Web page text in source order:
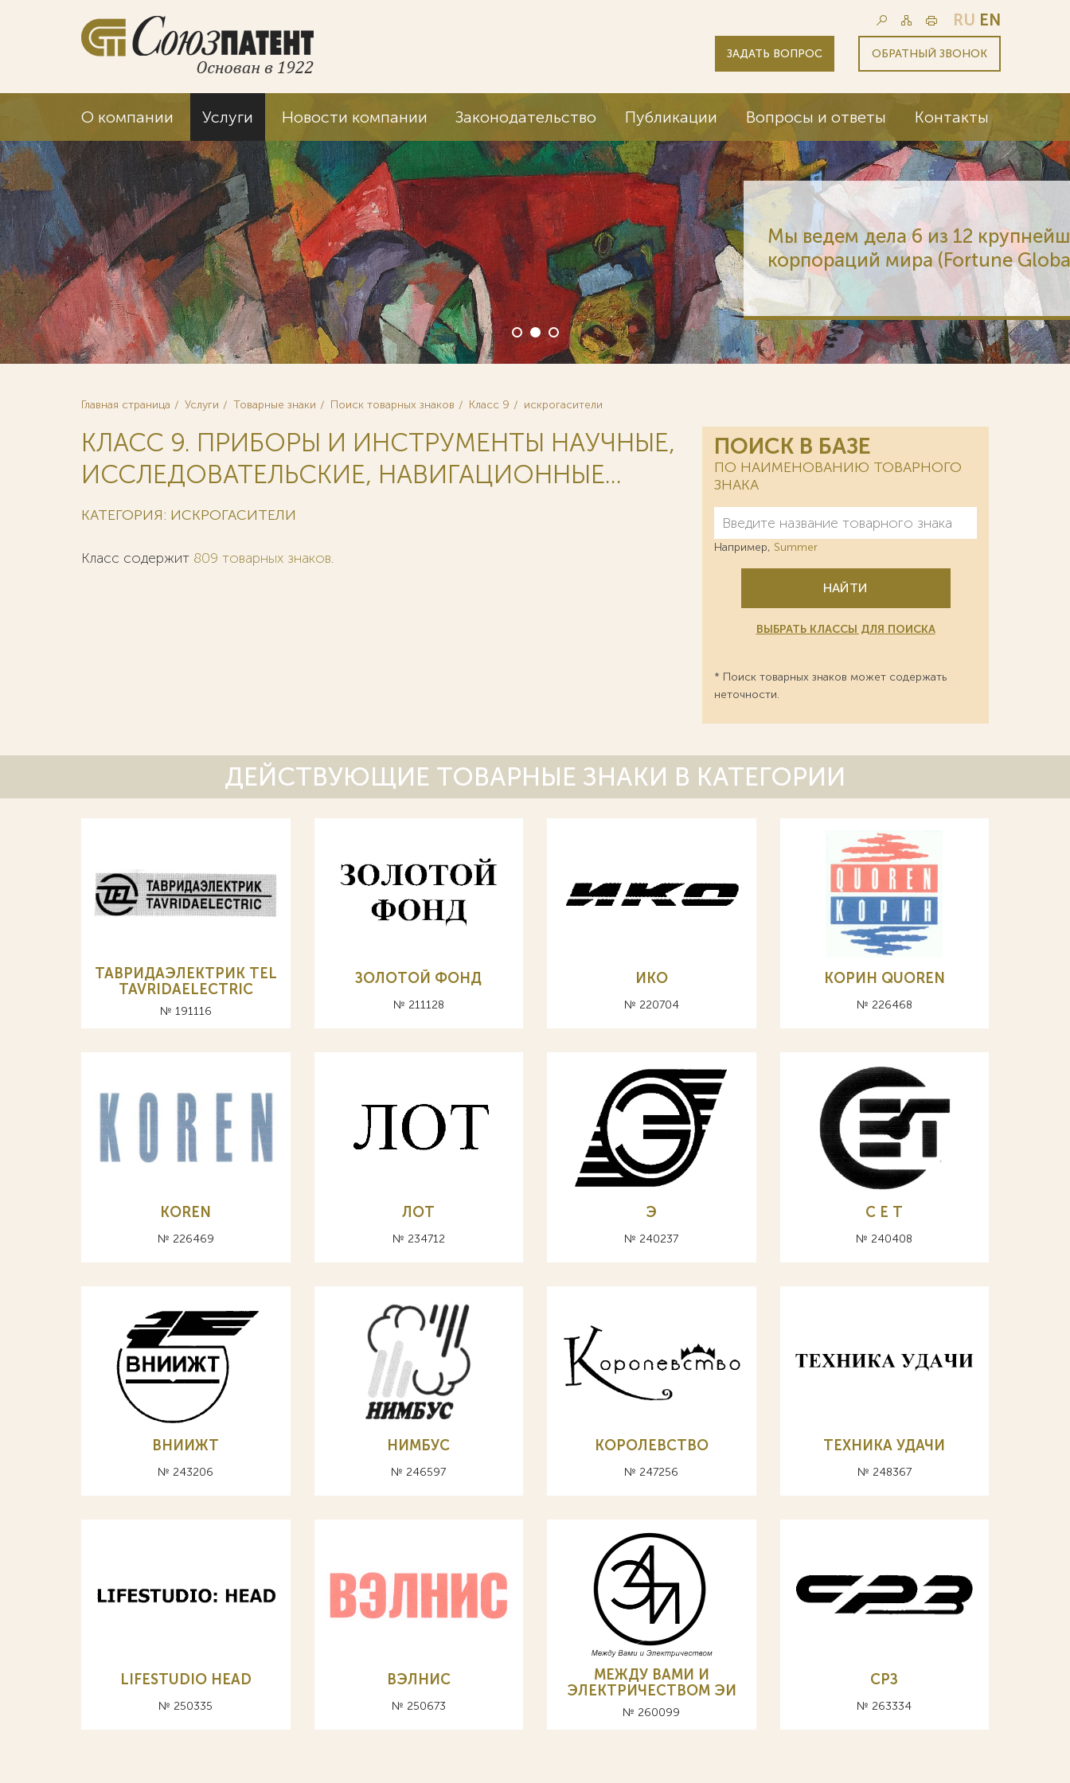
RU EN
ЗАДАТЬ ВОПРОС ОБРАТНЫЙ ЗВОНОК
О компании Услуги Новости компании Законодательство Публикации Вопросы и ответы Контакты
Мы ведем дела 6 из 12 крупнейших
корпораций мира (Fortune Global 500)
Главная страница Услуги Товарные знаки Поиск товарных знаков Класс 9 искрогасители
КЛАСС 9. ПРИБОРЫ И ИНСТРУМЕНТЫ НАУЧНЫЕ,
ИССЛЕДОВАТЕЛЬСКИЕ, НАВИГАЦИОННЫЕ...
КАТЕГОРИЯ: ИСКРОГАСИТЕЛИ
Класс содержит 809 товарных знаков.
ПОИСК В БАЗЕ
ПО НАИМЕНОВАНИЮ ТОВАРНОГО
ЗНАКА
Например, Summer
НАЙТИ
ВЫБРАТЬ КЛАССЫ ДЛЯ ПОИСКА
* Поиск товарных знаков может содержать
неточности.
ДЕЙСТВУЮЩИЕ ТОВАРНЫЕ ЗНАКИ В КАТЕГОРИИ
ТАВРИДАЭЛЕКТРИК TEL
TAVRIDAELECTRIC
№ 191116
ЗОЛОТОЙ ФОНД
№ 211128
ИКО
№ 220704
КОРИН QUOREN
№ 226468
KOREN
№ 226469
ЛОТ
№ 234712
Э
№ 240237
С Е Т
№ 240408
ВНИИЖТ
№ 243206
НИМБУС
№ 246597
КОРОЛЕВСТВО
№ 247256
ТЕХНИКА УДАЧИ
№ 248367
LIFESTUDIO HEAD
№ 250335
ВЭЛНИС
№ 250673
МЕЖДУ ВАМИ И
ЭЛЕКТРИЧЕСТВОМ ЭИ
№ 260099
СРЗ
№ 263334